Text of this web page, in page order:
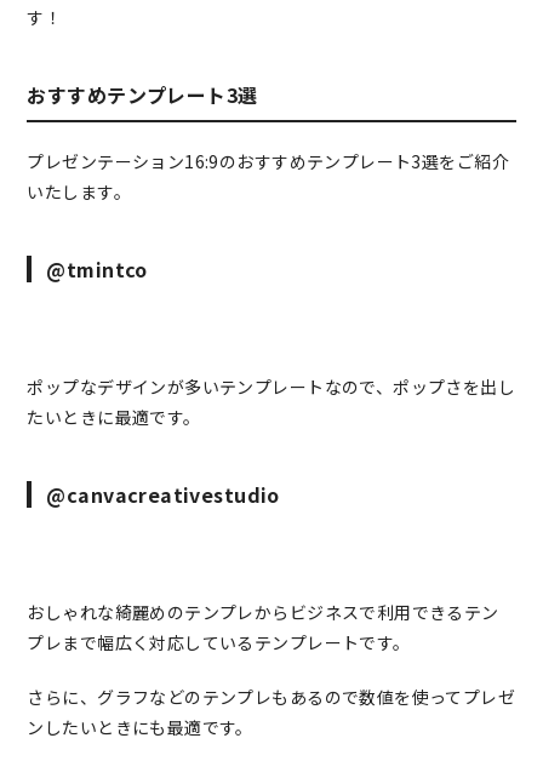
す！
おすすめテンプレート3選
プレゼンテーション16:9のおすすめテンプレート3選をご紹介
いたします。
@tmintco
ポップなデザインが多いテンプレートなので、ポップさを出し
たいときに最適です。
@canvacreativestudio
おしゃれな綺麗めのテンプレからビジネスで利用できるテン
プレまで幅広く対応しているテンプレートです。
さらに、グラフなどのテンプレもあるので数値を使ってプレゼ
ンしたいときにも最適です。